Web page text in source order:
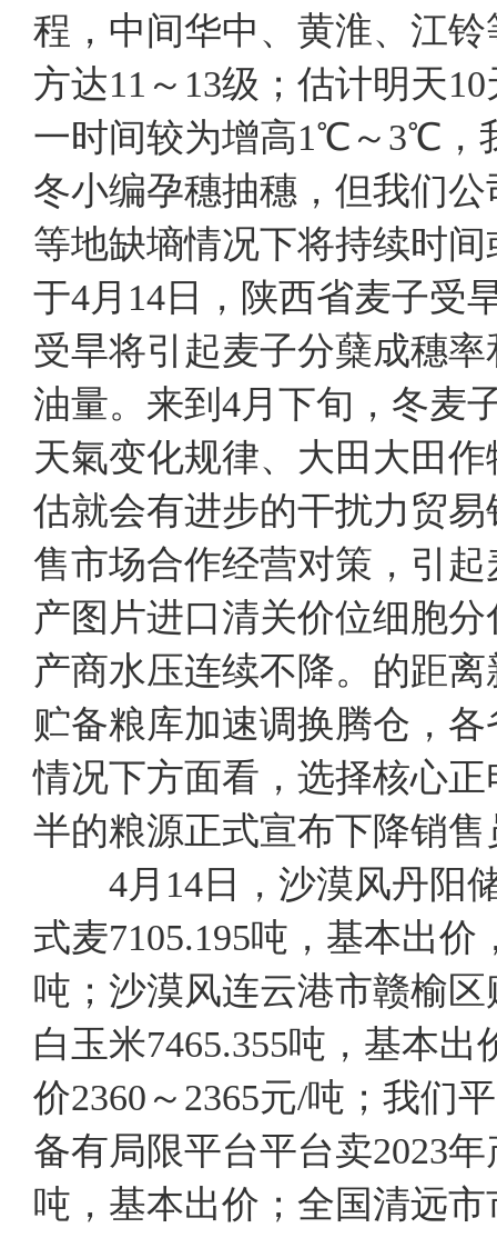
程，中间华中、黄淮、江
方达11～13级；估计明天
一时间较为增高1℃～3℃，
冬小编孕穗抽穗，但我们
等地缺墒情况下将持续时
于4月14日，陕西省麦子受
受旱将引起麦子分蘖成穗
油量。来到4月下旬，冬麦
天氣变化规律、大田大田
估就会有进步的干扰力贸
售市场合作经营对策，
产图片进口清关价位细
产商水压连续不降。的距
贮备粮库加速调换腾仓，
情况下方面看，选择核心
半的粮源正式宣布下降销
4月14日，沙漠风丹阳储
式麦7105.195吨，基本出价
吨；沙漠风连云港市赣榆
白玉米7465.355吨，基本
价2360～2365元/吨；我们
备有局限平台平台卖2023
吨，基本出价；全国清远